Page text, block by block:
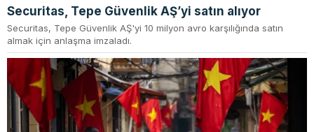
Securitas, Tepe Güvenlik AŞ’yi satın alıyor
Securitas, Tepe Güvenlik AŞ'yi 10 milyon avro karşılığında satın
almak için anlaşma imzaladı.